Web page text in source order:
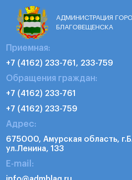
АДМИНИСТРАЦИЯ
БЛАГОВЕЩЕНСКА
Приемная:
+7 (4162) 233-761, 233-759
Обращения граждан:
+7 (4162) 233-761
+7 (4162) 233-759
Адрес:
675000, Амурская область,
ул.Ленина, 133
E-mail: